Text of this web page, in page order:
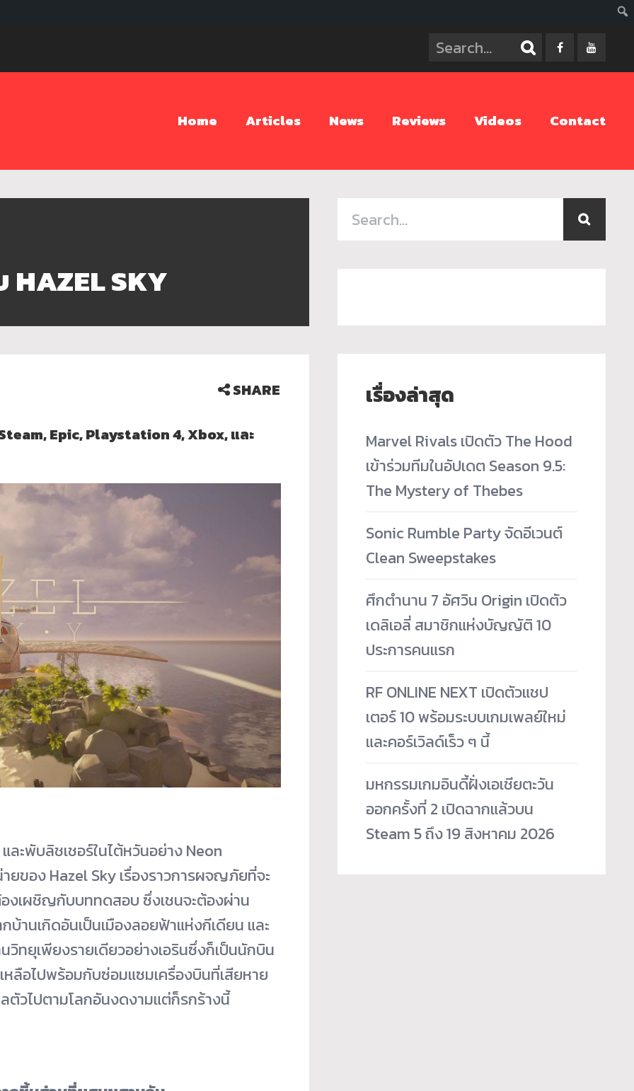
Home Articles News Reviews Videos Contact
SKY
SHARE
Epic, Playstation 4, Xbox, และ
ะพับลิชเชอร์ในไต้หวันอย่าง Neon
ของ Hazel Sky เรื่องราวการผจญภัยที่จะ
งเผชิญกับบททดสอบ ซึ่งเชนจะต้องผ่าน
บ้านเกิดอันเป็นเมืองลอยฟ้าแห่งกีเดียน และ
ทยุเพียงรายเดียวอย่างเอรินซึ่งก็เป็นนักบิน
ลือไปพร้อมกับซ่อมแซมเครื่องบินที่เสียหาย
ลตัวไปตามโลกอันงดงามแต่ก็รกร้างนี้
เรื่องล่าสุด
Marvel Rivals เปิดตัว The Hood
เข้าร่วมทีมในอัปเดต Season 9.5:
The Mystery of Thebes
Sonic Rumble Party จัดอีเวนต์
Clean Sweepstakes
ศึกตำนาน 7 อัศวิน Origin เปิดตัว
เดลิเอลี่ สมาชิกแห่งบัญญัติ 10
ประการคนแรก
RF ONLINE NEXT เปิดตัวแชป
เตอร์ 10 พร้อมระบบเกมเพลย์ใหม่
และคอร์เวิลด์เร็ว ๆ นี้
มหกรรมเกมอินดี้ฝั่งเอเชียตะวัน
ออกครั้งที่ 2 เปิดฉากแล้วบน
Steam 5 ถึง 19 สิงหาคม 2026